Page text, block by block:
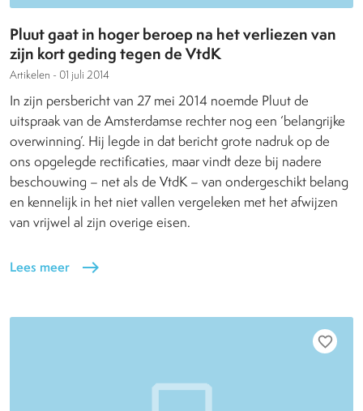
Pluut gaat in hoger beroep na het verliezen van
zijn kort geding tegen de VtdK
Artikelen - 01 juli 2014
In zijn persbericht van 27 mei 2014 noemde Pluut de
uitspraak van de Amsterdamse rechter nog een ‘belangrijke
overwinning’. Hij legde in dat bericht grote nadruk op de
ons opgelegde rectificaties, maar vindt deze bij nadere
beschouwing – net als de VtdK – van ondergeschikt belang
en kennelijk in het niet vallen vergeleken met het afwijzen
van vrijwel al zijn overige eisen.
Lees meer east
favorite_border